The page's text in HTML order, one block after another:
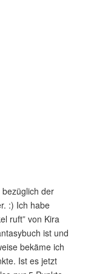
der
:) Ich habe
ruft” von Kira
ist und
bekäme ich
Ist es jetzt